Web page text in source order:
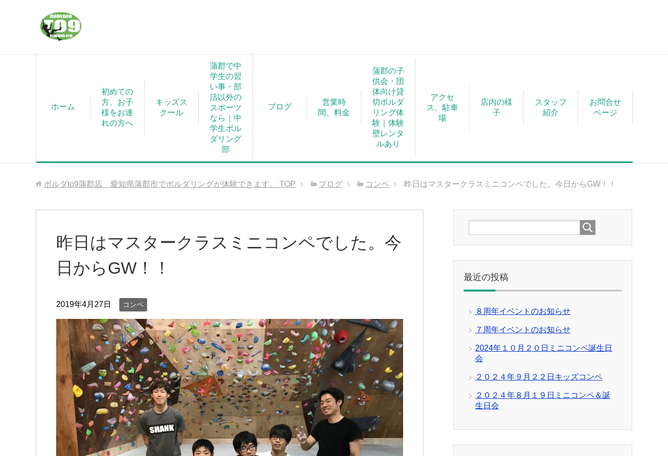
ホーム
初めての
方、お子
様をお連
れの方へ
キッズス
クール
蒲郡で中
学生の習
い事・部
活以外の
スポーツ
なら｜中
学生ボル
ダリング
部
ブログ
営業時
間、料金
蒲郡の子
供会・団
体向け貸
切ボルダ
リング体
験｜体験
壁レンタ
ルあり
アクセ
ス、駐車
場
店内の様
子
スタッフ
紹介
お問合せ
ページ
ボルダto9蒲郡店 愛知県蒲郡市でボルダリングが体験できます。 TOP ブログ コンペ 昨日はマスタークラスミニコンペでした。今日からGW！！
昨日はマスタークラスミニコンペでした。今
日からGW！！
2019年4月27日 コンペ
最近の投稿
８周年イベントのお知らせ
７周年イベントのお知らせ
2024年１０月２０日ミニコンペ誕生日
会
２０２４年９月２２日キッズコンペ
２０２４年８月１９日ミニコンペ＆誕
生日会